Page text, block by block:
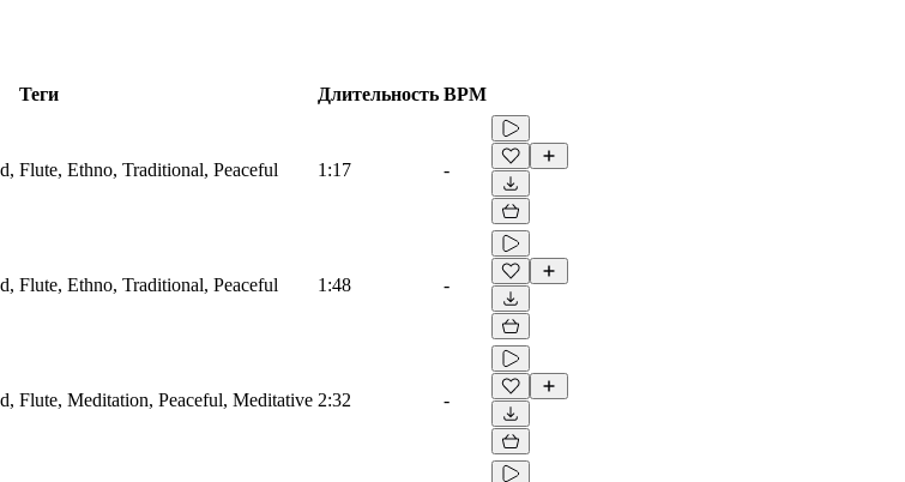
Теги Длительность BPM
Flute, Ethno, Traditional, Peaceful 1:17 -
Flute, Ethno, Traditional, Peaceful 1:48 -
Flute, Meditation, Peaceful, Meditative 2:32 -